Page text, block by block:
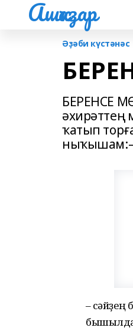
Ашҡаҙар
Әҙәби күстәнәс
БЕРЕНСЕ
әхирәттең
ҡатып
ныҡышам:–
–